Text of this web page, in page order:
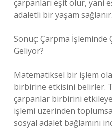
çarpanları eşit olur, yani
adaletli bir yaşam sağlanır.
Sonuç: Çarpma İşleminde
Geliyor?
Matematiksel bir işlem
birbirine etkisini belirler.
çarpanlar birbirini
işlemi üzerinden
sosyal adalet bağlamını